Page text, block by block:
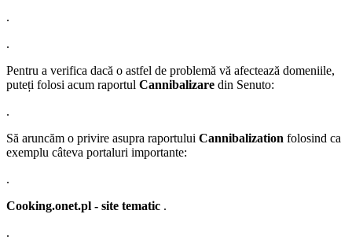
.
.
Pentru a verifica dacă o astfel de problemă vă afectează domeniile,
puteți folosi acum raportul Cannibalizare din Senuto:
.
Să aruncăm o privire asupra raportului Cannibalization folosind ca
exemplu câteva portaluri importante:
.
Cooking.onet.pl - site tematic .
.